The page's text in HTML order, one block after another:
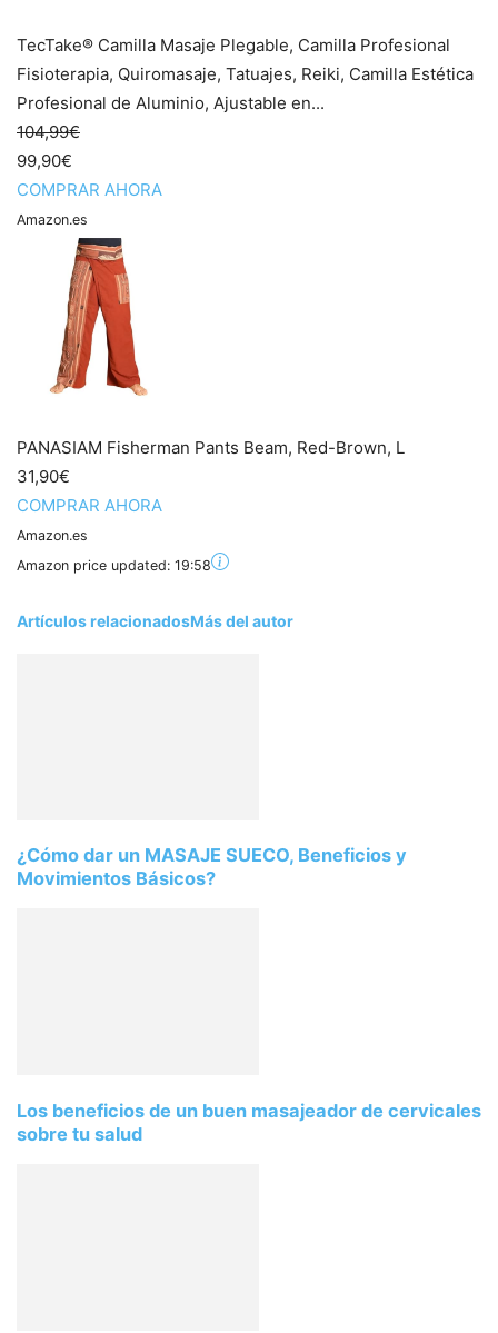
TecTake® Camilla Masaje Plegable, Camilla Profesional
Fisioterapia, Quiromasaje, Tatuajes, Reiki, Camilla Estética
Profesional de Aluminio, Ajustable en...
104,99€
99,90€
COMPRAR AHORA
Amazon.es
PANASIAM Fisherman Pants Beam, Red-Brown, L
31,90€
COMPRAR AHORA
Amazon.es
Amazon price updated: 19:58
Artículos relacionadosMás del autor
¿Cómo dar un MASAJE SUECO, Beneficios y
Movimientos Básicos?
Los beneficios de un buen masajeador de cervicales
sobre tu salud